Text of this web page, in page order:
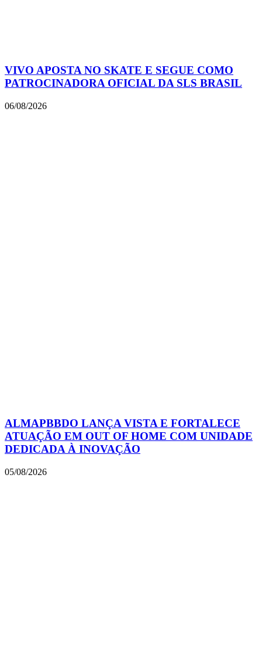
VIVO APOSTA NO SKATE E SEGUE COMO
PATROCINADORA OFICIAL DA SLS BRASIL
06/08/2026
ALMAPBBDO LANÇA VISTA E FORTALECE
ATUAÇÃO EM OUT OF HOME COM UNIDADE
DEDICADA À INOVAÇÃO
05/08/2026